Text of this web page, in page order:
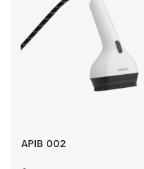
APIB 002